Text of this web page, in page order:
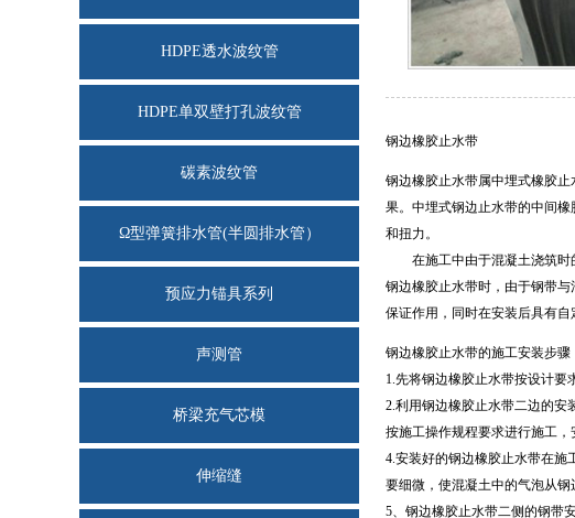
HDPE透水波纹管
HDPE单双壁打孔波纹管
碳素波纹管
Ω型弹簧排水管(半圆排水管）
预应力锚具系列
声测管
桥梁充气芯模
伸缩缝
钢边橡胶止水带
钢边橡胶止水带属中埋式橡胶
果。中埋式钢边止水带的中间
和扭力。
在施工中由于混凝土浇筑时的
钢边橡胶止水带时，由于钢带
保证作用，同时在安装后具有自
钢边橡胶止水带的施工安装步骤
1.先将钢边橡胶止水带按设计要
2.利用钢边橡胶止水带二边的安
按施工操作规程要求进行施工
4.安装好的钢边橡胶止水带在施
要细微，使混凝土中的气泡从
5、钢边橡胶止水带二侧的钢带